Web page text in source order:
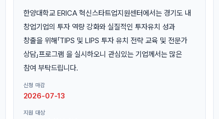
한양대학교 ERICA 혁신스타트업지원센터에서는 경기도 내
창업기업의 투자 역량 강화와 실질적인 투자유치 성과
창출을 위해「TIPS 및 LIPS 투자 유치 전략 교육 및 전문가
상담」프로그램 을 실시하오니 관심있는 기업께서는 많은
참여 부탁드립니다.
신청 마감
2026-07-13
지원 대상